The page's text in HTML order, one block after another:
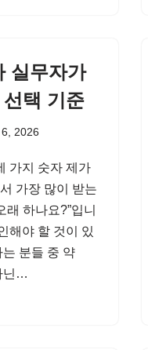
실무자가
택 기준
2026
가지 숫자 제가
가장 많이 받는
래 하나요?”입니
해야 할 것이 있
분들 중 약
닌…